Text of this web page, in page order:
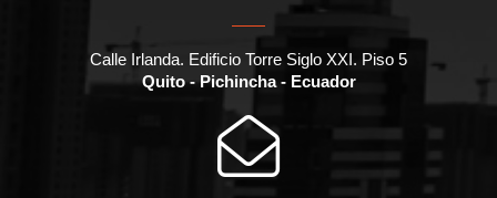
Calle Irlanda. Edificio Torre Siglo XXI. Piso 5
Quito - Pichincha - Ecuador